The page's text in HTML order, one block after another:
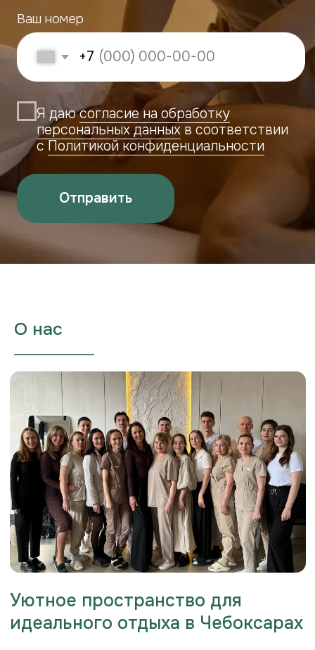
О нас
© 2026 ECO TELO
Политика в отношении обработки
Правила использования подарочных сертификатов
Салона «ECO TELO»